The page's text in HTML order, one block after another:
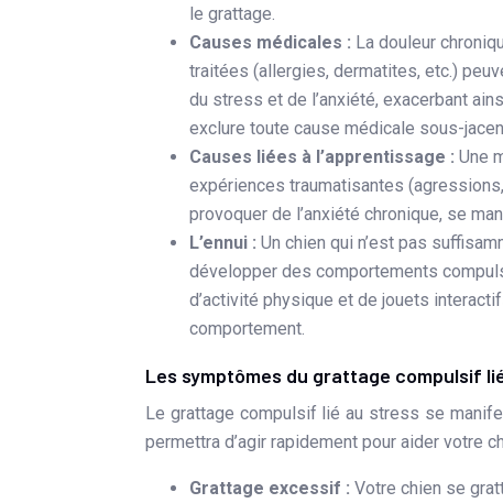
le grattage.
Causes médicales : La douleur
traitées (allergies, dermatites, etc.)
du stress et de l’anxiété, exacerbant
exclure toute cause médicale sous-
Causes liées à l’apprentissage : Une
expériences traumatisantes
provoquer de l’anxiété chronique, se
L’ennui : Un chien qui n’est pas
développer des comportements
d’activité physique et de jouets
comportement.
Les symptômes du grattage compulsif
Le grattage compulsif lié au stress se
permettra d’agir rapidement pour aider votre
Grattage excessif : Votre chien se